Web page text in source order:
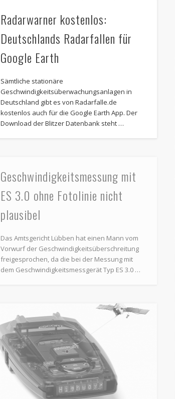
Radarwarner kostenlos:
Deutschlands Radarfallen für
Google Earth
Sämtliche stationäre
Geschwindigkeitsüberwachungsanlagen in
Deutschland gibt es von Radarfalle.de
kostenlos auch für die Google Earth App. Der
Download der Blitzer Datenbank steht …
Geschwindigkeitsmessung mit
ES 3.0 ohne Fotolinie nicht
plausibel
Das Amtsgericht Lübben hat einen Mann vom
Vorwurf der Geschwindigkeitsüberschreitung
freigesprochen, da die bei der Messung mit
dem Geschwindigkeitsmessgerät Typ ES 3.0 …